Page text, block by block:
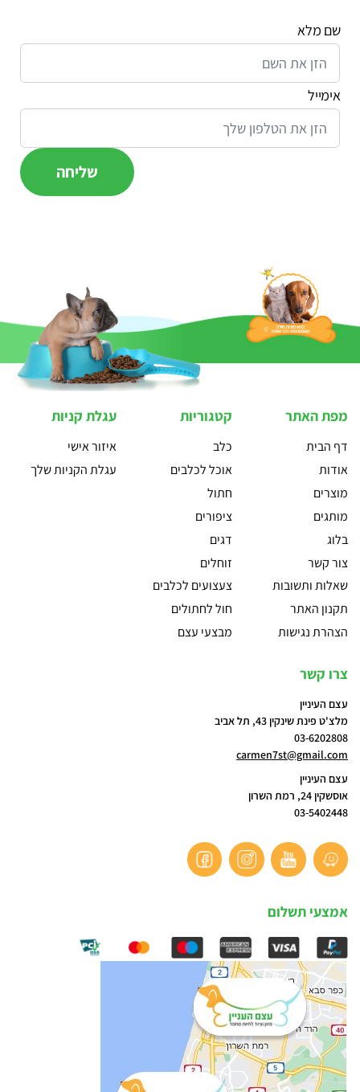
שם מלא
אימייל
מפת האתר
דף הבית
אודות
מוצרים
מותגים
בלוג
צור קשר
שאלות ותשובות
תקנון האתר
הצהרת נגישות
קטגוריות
כלב
אוכל לכלבים
חתול
ציפורים
דגים
זוחלים
צעצועים לכלבים
חול לחתולים
מבצעי עצם
עגלת קניות
איזור אישי
עגלת הקניות שלך
צרו קשר
עצם העיניין
מלצ'ט פינת שינקין 43, תל אביב
03-6202808
carmen7st@gmail.com
עצם העיניין
אוסשקין 24, רמת השרון
03-5402448
אמצעי תשלום